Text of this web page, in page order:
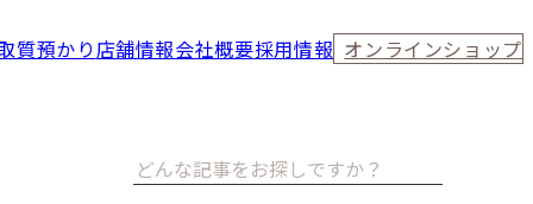
質預かり 店舗情報会社概要採用情報 オンラインショップ